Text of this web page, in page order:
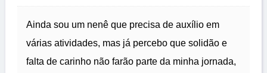
Ainda sou um nenê que precisa de auxílio em
várias atividades, mas já percebo que solidão e
falta de carinho não farão parte da minha jornada,